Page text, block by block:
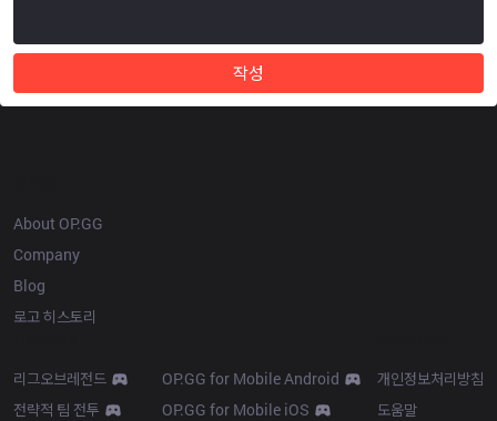
작성
About OP.GG
Company
Blog
로고 히스토리
리그오브레전드
전략적 팀 전투
OP.GG for Mobile Android
OP.GG for Mobile iOS
개인정보처리방침
도움말